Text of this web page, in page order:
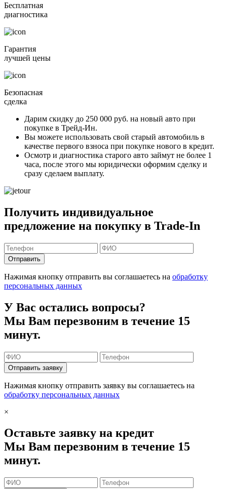
Бесплатная
диагностика
Гарантия
лучшей цены
Безопасная
сделка
Дарим скидку до 250 000 руб. на новый авто при
покупке в Трейд-Ин.
Вы можете использовать свой старый автомобиль в
качестве первого взноса при покупке нового в кредит.
Осмотр и диагностика старого авто займут не более 1
часа, после этого мы юридически оформим сделку и
сразу сделаем выплату.
Получить индивидуальное
предложение на покупку в Trade-In
Отправить
Нажимая кнопку отправить вы соглашаетесь на обработку
персональных данных
У Вас остались вопросы?
Мы Вам перезвоним в течение 15
минут.
Отправить заявку
Нажимая кнопку отправить заявку вы соглашаетесь на
обработку персональных данных
×
Оставьте заявку на кредит
Мы Вам перезвоним в течение 15
минут.